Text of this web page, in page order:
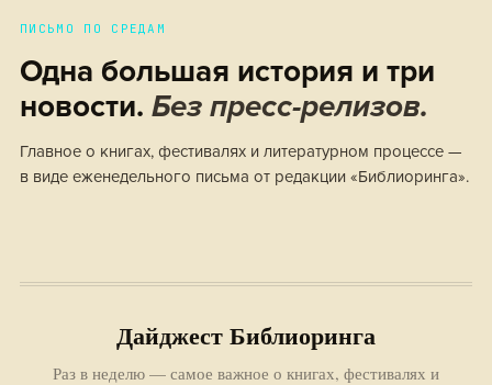
ПИСЬМО ПО СРЕДАМ
Одна большая история и три
новости. Без пресс-релизов.
Главное о книгах, фестивалях и литературном процессе —
в виде еженедельного письма от редакции «Библиоринга».
Дайджест Библиоринга
Раз в неделю — самое важное о книгах, фестивалях и